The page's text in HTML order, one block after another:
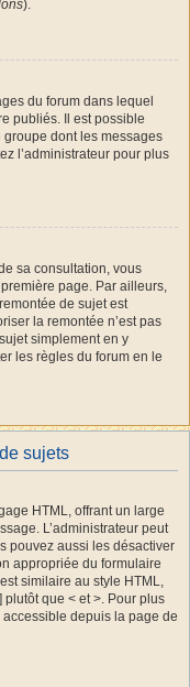
).
du forum dans lequel
publiés. Il est possible
groupe dont les messages
l’administrateur pour plus
sa consultation, vous
page. Par ailleurs,
de sujet est
la remontée n’est pas
simplement en y
les règles du forum en le
sujets
HTML, offrant un large
L’administrateur peut
pouvez aussi les désactiver
appropriée du formulaire
similaire au style HTML,
que < et >. Pour plus
depuis la page de